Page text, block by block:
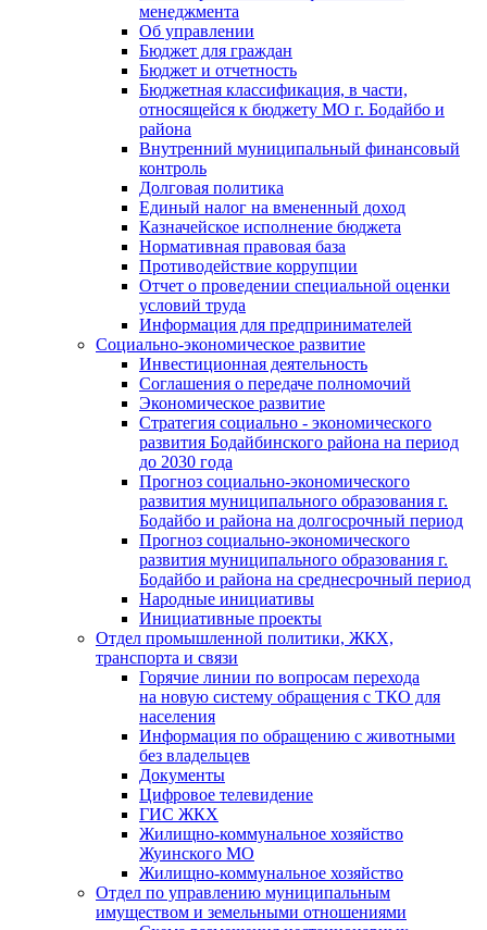
менеджмента
Об управлении
Бюджет для граждан
Бюджет и отчетность
Бюджетная классификация, в части,
относящейся к бюджету МО г. Бодайбо и
района
Внутренний муниципальный финансовый
контроль
Долговая политика
Единый налог на вмененный доход
Казначейское исполнение бюджета
Нормативная правовая база
Противодействие коррупции
Отчет о проведении специальной оценки
условий труда
Информация для предпринимателей
Социально-экономическое развитие
Инвестиционная деятельность
Соглашения о передаче полномочий
Экономическое развитие
Стратегия социально - экономического
развития Бодайбинского района на период
до 2030 года
Прогноз социально-экономического
развития муниципального образования г.
Бодайбо и района на долгосрочный период
Прогноз социально-экономического
развития муниципального образования г.
Бодайбо и района на среднесрочный период
Народные инициативы
Инициативные проекты
Отдел промышленной политики, ЖКХ,
транспорта и связи
Горячие линии по вопросам перехода
на новую систему обращения с ТКО для
населения
Информация по обращению с животными
без владельцев
Документы
Цифровое телевидение
ГИС ЖКХ
Жилищно-коммунальное хозяйство
Жуинского МО
Жилищно-коммунальное хозяйство
Отдел по управлению муниципальным
имуществом и земельными отношениями